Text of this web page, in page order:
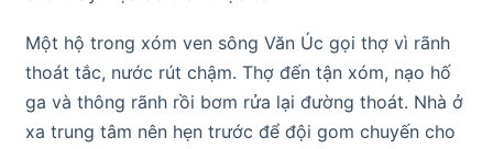
Một hộ trong xóm ven sông Văn Úc gọi thợ vì rãnh
thoát tắc, nước rút chậm. Thợ đến tận xóm, nạo hố
ga và thông rãnh rồi bơm rửa lại đường thoát. Nhà ở
xa trung tâm nên hẹn trước để đội gom chuyến cho